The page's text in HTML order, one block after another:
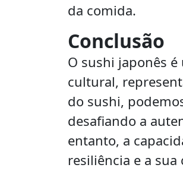
da comida.
Conclusão
O sushi japonês
cultural,
do sushi,
desafiando a
entanto, a
resiliência e a